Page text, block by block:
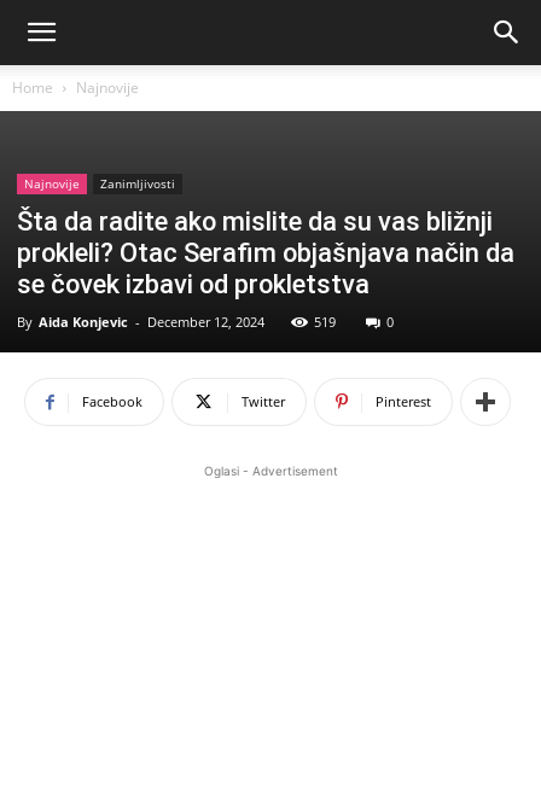
Home Najnovije
Najnovije Zanimljivosti
Šta da radite ako mislite da su vas bližnji
prokleli? Otac Serafim objašnjava način da
se čovek izbavi od prokletstva
By Aida Konjevic - December 12, 2024 519 0
Facebook Twitter Pinterest
Oglasi - Advertisement